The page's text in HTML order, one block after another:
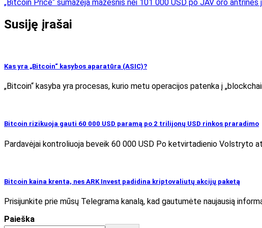
„Bitcoin Price“ sumažėja mažesnis nei 101 000 USD po JAV oro antrinės
Susiję įrašai
Kas yra „Bitcoin“ kasybos aparatūra (ASIC)?
„Bitcoin“ kasyba yra procesas, kurio metu operacijos patenka į
Bitcoin rizikuoja gauti 60 000 USD paramą po 2 trilijonų USD rinkos praradimo
Pardavėjai kontroliuoja beveik 60 000 USD Po ketvirtadienio Volstryto
Bitcoin kaina krenta, nes ARK Invest padidina kriptovaliutų akcijų paketą
Prisijunkite prie mūsų Telegrama kanalą, kad gautumėte naujausią
Paieška